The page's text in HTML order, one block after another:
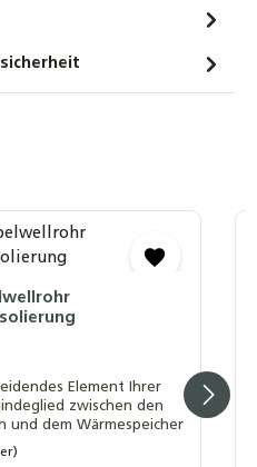
FKF 270
Kollektor
WLAN + 2
Solarsteuerung
WLAN + 2
Element Ihrer
zwischen den
und dem Wärmespeicher